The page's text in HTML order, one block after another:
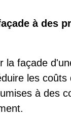
à des
la façade
les
à des